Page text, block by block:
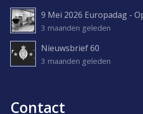
3 maanden geleden
Nieuwsbrief 60
3 maanden geleden
Contact